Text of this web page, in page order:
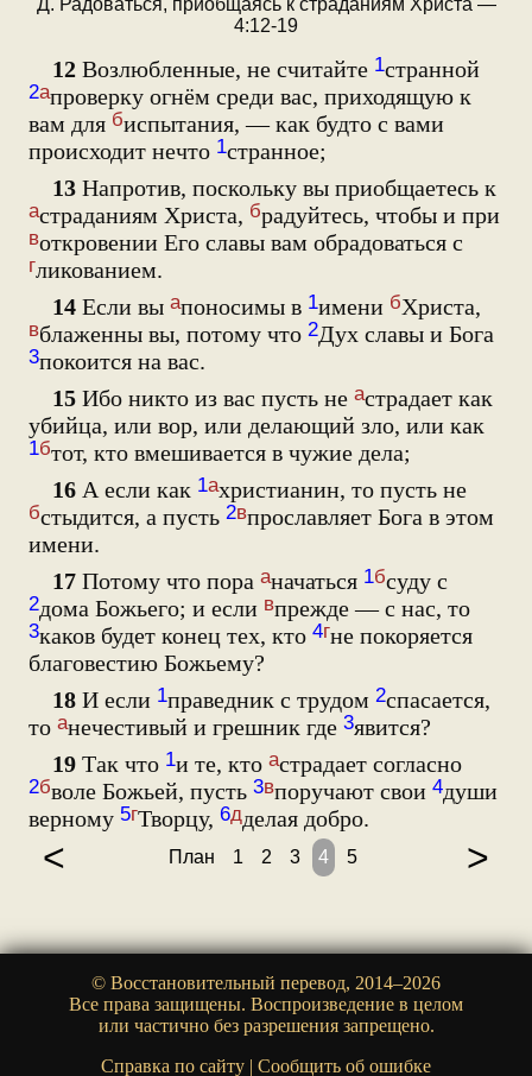
Д. Радоваться, приобщаясь к страданиям Христа —
4:12-19
12 Возлюбленные, не считайте 1странной
2апроверку огнём среди вас, приходящую к
вам для биспытания, — как будто с вами
происходит нечто 1странное;
13 Напротив, поскольку вы приобщаетесь к
астраданиям Христа, брадуйтесь, чтобы и при
воткровении Его славы вам обрадоваться с
гликованием.
14 Если вы апоносимы в 1имени бХриста,
вблаженны вы, потому что 2Дух славы и Бога
3покоится на вас.
15 Ибо никто из вас пусть не астрадает как
убийца, или вор, или делающий зло, или как
1бтот, кто вмешивается в чужие дела;
16 А если как 1ахристианин, то пусть не
бстыдится, а пусть 2впрославляет Бога в этом
имени.
17 Потому что пора аначаться 1бсуду с
2дома Божьего; и если впрежде — с нас, то
3каков будет конец тех, кто 4гне покоряется
благовестию Божьему?
18 И если 1праведник с трудом 2спасается,
то анечестивый и грешник где 3явится?
19 Так что 1и те, кто астрадает согласно
2бволе Божьей, пусть 3впоручают свои 4души
верному 5гТворцу, 6дделая добро.
< План 1 2 3 4 5 >
© Восстановительный перевод, 2014–2026
Все права защищены. Воспроизведение в целом
или частично без разрешения запрещено.
Справка по сайту | Сообщить об ошибке